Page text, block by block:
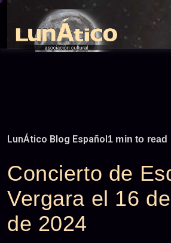
Skip
content
LunÁtico Blog Español1 min to read
Concierto de
Vergara el 16
de 2024